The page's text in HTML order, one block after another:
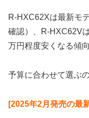
R-HXC62Xは最新モ
確認）、R-HXC62V
万円程度安くなる傾
予算に合わせて選ぶ
[2025年2月発売の最